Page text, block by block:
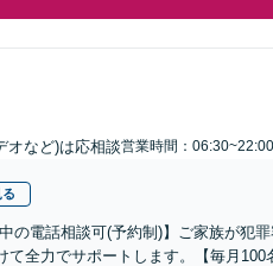
オなど)は応相談営業時間：06:30~22:00
の電話相談可(予約制)】ご家族が犯
全力でサポートします。【毎月